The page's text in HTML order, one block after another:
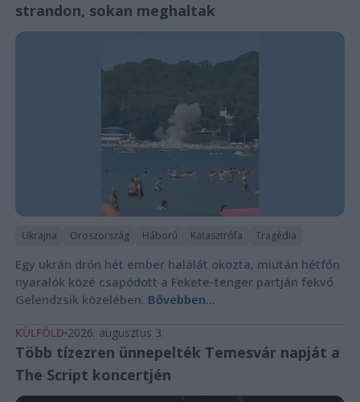
strandon, sokan meghaltak
Ukrajna Oroszország Háború Katasztrófa Tragédia
Egy ukrán drón hét ember halálát okozta, miután hétfőn
nyaralók közé csapódott a Fekete-tenger partján fekvő
Gelendzsik közelében. Bővebben...
KÜLFÖLD 2026. augusztus 3.
Több tízezren ünnepelték Temesvár napját a
The Script koncertjén